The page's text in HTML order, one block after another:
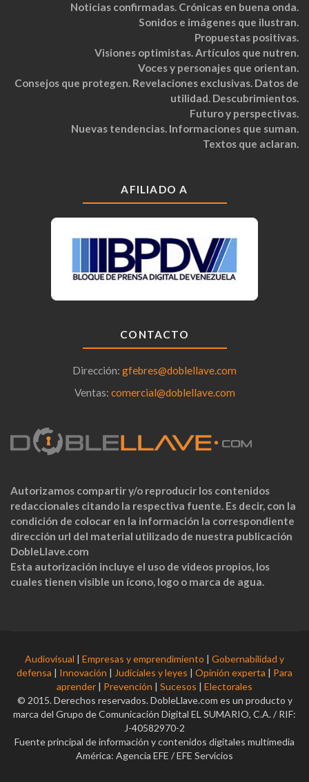
Noticias confirmadas. Crónicas en buena onda.
Sonidos e imágenes que ilustran.
Propuestas positivas.
Visiones optimistas. Artículos que nutren.
Voces y personajes que orientan.
Consejos que protegen. Revelaciones exclusivas. Datos de
utilidad. Descubrimientos.
Futuro y perspectivas.
Nuevas tendencias. Informaciones que suman.
Textos que aclaran.
AFILIADO A
CONTACTO
Dirección: gfebres@doblellave.com
Ventas: comercial@doblellave.com
Autorizamos compartir y/o reproducir los contenidos
redaccionales citando la respectiva fuente. Es decir, con la
condición de colocar en la información la correspondiente
dirección url del material utilizado de nuestra publicación
DobleLlave.com
Esta autorización incluye el uso de videos propios, los
cuales tienen visible un ícono, logo o marca de agua.
Audiovisual | Empresas y emprendimiento | Gobernabilidad y
defensa | Innovación | Judiciales y leyes | Opinión experta | Para
aprender | Prevención | Sucesos | Electorales
© 2015. Derechos reservados. DobleLlave.com es un producto y
marca del Grupo de Comunicación Digital EL SUMARIO, C.A. / RIF:
J-40582970-2
Fuente principal de información y contenidos digitales multimedia
América: Agencia EFE / EFE Servicios